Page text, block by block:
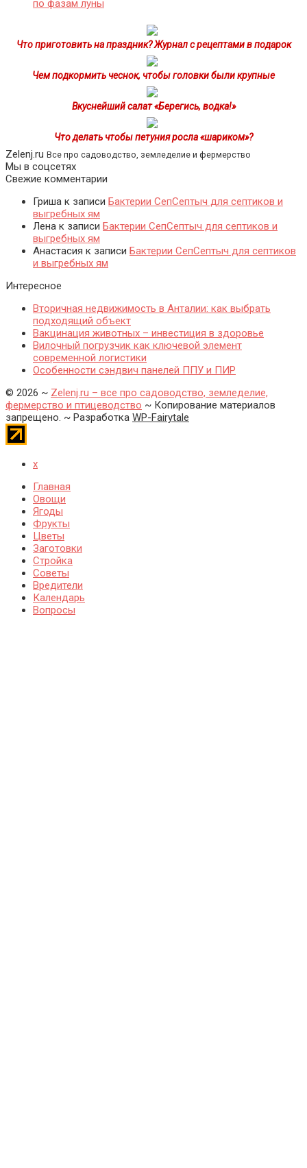
по фазам луны
Что приготовить на праздник? Журнал с рецептами в подарок
Чем подкормить чеснок, чтобы головки были крупные
Вкуснейший салат «Берегись, водка!»
Что делать чтобы петуния росла «шариком»?
Zelenj.ru Все про садоводство, земледелие и фермерство
Мы в соцсетях
Свежие комментарии
Гриша к записи Бактерии СепСептыч для септиков и
выгребных ям
Лена к записи Бактерии СепСептыч для септиков и
выгребных ям
Анастасия к записи Бактерии СепСептыч для септиков
и выгребных ям
Интересное
Вторичная недвижимость в Анталии: как выбрать
подходящий объект
Вакцинация животных – инвестиция в здоровье
Вилочный погрузчик как ключевой элемент
современной логистики
Особенности сэндвич панелей ППУ и ПИР
© 2026 ~ Zelenj.ru – все про садоводство, земледелие,
фермерство и птицеводство ~ Копирование материалов
запрещено. ~ Разработка WP-Fairytale
x
Главная
Овощи
Ягоды
Фрукты
Цветы
Заготовки
Стройка
Советы
Вредители
Календарь
Вопросы